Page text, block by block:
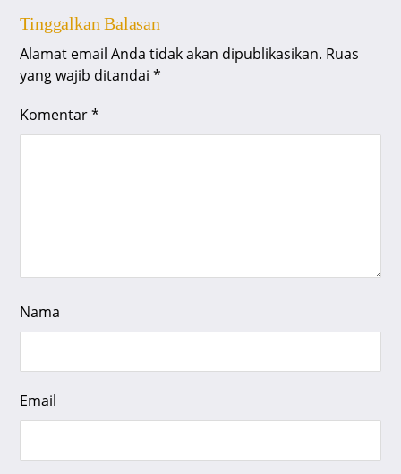
Tinggalkan Balasan
Alamat email Anda tidak akan dipublikasikan. Ruas
yang wajib ditandai*
Komentar*
Nama
Email